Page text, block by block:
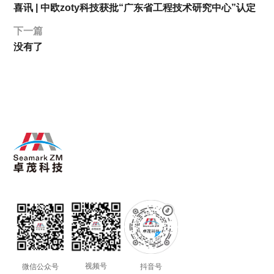
喜讯 | 中欧zoty科技获批“广东省工程技术研究中心”认定
下一篇
没有了
微信公众号 视频号 抖音号